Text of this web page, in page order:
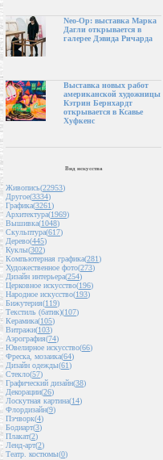
Neo-Op: выставка Марка
Дагли открывается в
галерее Дэвида Ричарда
Выставка новых работ
американской художницы
Кэтрин Бернхардт
открывается в Ксавье
Хуфкенс
Вид искусства
Живопись(22953)
Другое(3334)
Графика(3261)
Архитектура(1969)
Вышивка(1048)
Скульптура(617)
Дерево(445)
Куклы(302)
Компьютерная графика(281)
Художественное фото(273)
Дизайн интерьера(254)
Церковное искусство(196)
Народное искусство(193)
Бижутерия(119)
Текстиль (батик)(107)
Керамика(105)
Витражи(103)
Аэрография(74)
Ювелирное искусство(66)
Фреска, мозаика(64)
Дизайн одежды(61)
Стекло(57)
Графический дизайн(38)
Декорации(26)
Лоскутная картина(14)
Флордизайн(9)
Пэчворк(4)
Бодиарт(3)
Плакат(2)
Ленд-арт(2)
Театр. костюмы(0)